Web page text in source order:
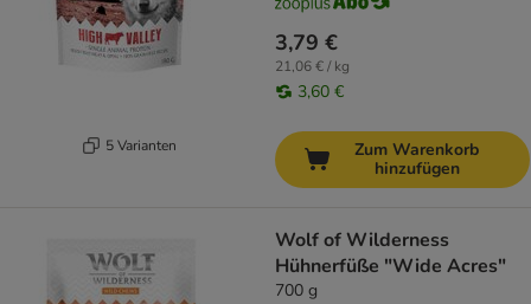
5 Varianten
3,79 €
21,06 € / kg
3,60 €
Zum Warenkorb
hinzufügen
Wolf of Wilderness
Hühnerfüße "Wide Acres"
700 g